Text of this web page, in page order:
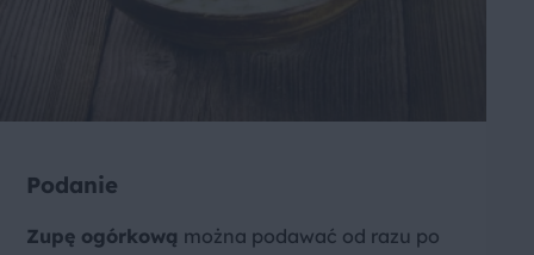
Podanie
Zupę ogórkową można podawać od razu po